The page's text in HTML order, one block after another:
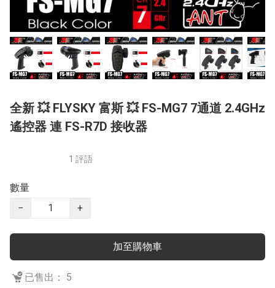
全新 💥 FLYSKY 富斯 💥 FS-MG7 7通道 2.4GHz
遙控器 連 FS-R7D 接收器
1 評語
數量
−
+
加至購物車
已售出： 5